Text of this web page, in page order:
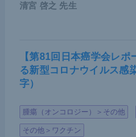
清宮 啓之 先生
【第81回日本癌学会レ
る新型コロナウイルス感
字）
腫瘍（オンコロジー）＞その他
その他＞ワクチン